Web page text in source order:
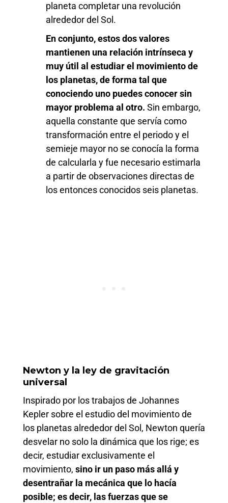
planeta completar una revolución
alrededor del Sol.
En conjunto, estos dos valores
mantienen una relación intrínseca y
muy útil al estudiar el movimiento de
los planetas, de forma tal que
conociendo uno puedes conocer sin
mayor problema al otro. Sin embargo,
aquella constante que servía como
transformación entre el periodo y el
semieje mayor no se conocía la forma
de calcularla y fue necesario estimarla
a partir de observaciones directas de
los entonces conocidos seis planetas.
Newton y la ley de gravitación
universal
Inspirado por los trabajos de Johannes
Kepler sobre el estudio del movimiento de
los planetas alrededor del Sol, Newton quería
desvelar no solo la dinámica que los rige; es
decir, estudiar exclusivamente el
movimiento, sino ir un paso más allá y
desentrañar la mecánica que lo hacía
posible; es decir, las fuerzas que se